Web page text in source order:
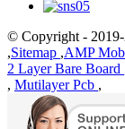
© Copyright - 2019-
,Sitemap ,AMP
2 Layer Bare Board
, Mutilayer Pcb ,